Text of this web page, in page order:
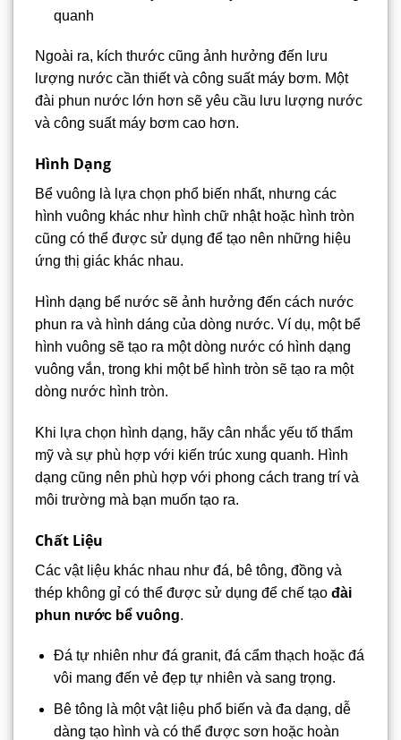
quanh
Ngoài ra, kích thước cũng ảnh hưởng đến lưu
lượng nước cần thiết và công suất máy bơm. Một
đài phun nước lớn hơn sẽ yêu cầu lưu lượng nước
và công suất máy bơm cao hơn.
Hình Dạng
Bể vuông là lựa chọn phổ biến nhất, nhưng các
hình vuông khác như hình chữ nhật hoặc hình tròn
cũng có thể được sử dụng để tạo nên những hiệu
ứng thị giác khác nhau.
Hình dạng bể nước sẽ ảnh hưởng đến cách nước
phun ra và hình dáng của dòng nước. Ví dụ, một bể
hình vuông sẽ tạo ra một dòng nước có hình dạng
vuông vắn, trong khi một bể hình tròn sẽ tạo ra một
dòng nước hình tròn.
Khi lựa chọn hình dạng, hãy cân nhắc yếu tố thẩm
mỹ và sự phù hợp với kiến trúc xung quanh. Hình
dạng cũng nên phù hợp với phong cách trang trí và
môi trường mà bạn muốn tạo ra.
Chất Liệu
Các vật liệu khác nhau như đá, bê tông, đồng và
thép không gỉ có thể được sử dụng để chế tạo đài
phun nước bể vuông.
Đá tự nhiên như đá granit, đá cẩm thạch hoặc đá
vôi mang đến vẻ đẹp tự nhiên và sang trọng.
Bê tông là một vật liệu phổ biến và đa dạng, dễ
dàng tạo hình và có thể được sơn hoặc hoàn